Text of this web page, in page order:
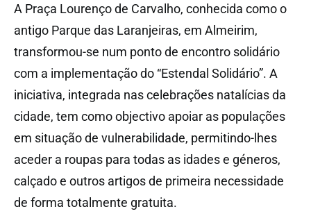
A Praça Lourenço de Carvalho, conhecida como o
antigo Parque das Laranjeiras, em Almeirim,
transformou-se num ponto de encontro solidário
com a implementação do “Estendal Solidário”. A
iniciativa, integrada nas celebrações natalícias da
cidade, tem como objectivo apoiar as populações
em situação de vulnerabilidade, permitindo-lhes
aceder a roupas para todas as idades e géneros,
calçado e outros artigos de primeira necessidade
de forma totalmente gratuita.